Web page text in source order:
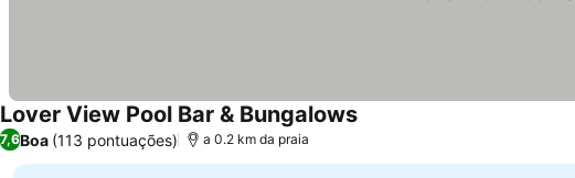
Lover View Pool Bar & Bungalows
7,6Boa (113 pontuações) a 0.2 km da praia